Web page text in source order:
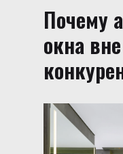
Почему
окна вне